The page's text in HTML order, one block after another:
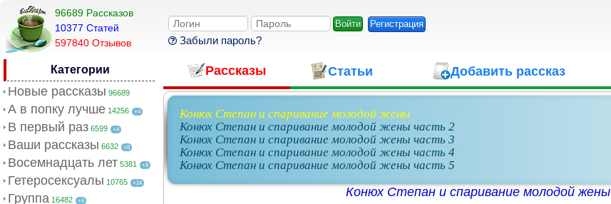
96689 Рассказов
10377 Cтатей
597840 Отзывов
Регистрация
Забыли пароль?
Категории
Новые рассказы 96689
А в попку лучше 14256 +4
В первый раз 6599 +4
Ваши рассказы 6632 +8
Восемнадцать лет 5381 +8
Гетеросексуалы 10765 +14
Группа 16482 +6
Рассказы Статьи Добавить рассказ
Конюх Степан и спаривание молодой жены
Конюх Степан и спаривание молодой жены часть 2
Конюх Степан и спаривание молодой жены часть 3
Конюх Степан и спаривание молодой жены часть 4
Конюх Степан и спаривание молодой жены часть 5
Конюх Степан и спаривание молодой жены